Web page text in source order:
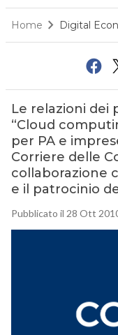
Home Digital
Le relazioni dei
“Cloud
per PA e
Corriere delle
collaborazione
e il patrocinio
Pubblicato il 28 Ott